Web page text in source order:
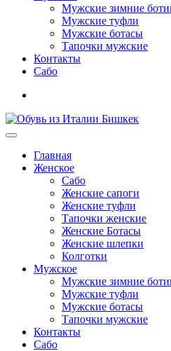
Мужские зимние
Мужские туфли
Мужские ботасы
Тапочки мужские
Контакты
Сабо
Главная
Женское
Сабо
Женские сапоги
Женские туфли
Тапочки женские
Женские Ботасы
Женские шлепки
Колготки
Мужское
Мужские зимние
Мужские туфли
Мужские ботасы
Тапочки мужские
Контакты
Сабо